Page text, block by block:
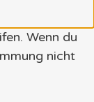
Wenn du
nicht